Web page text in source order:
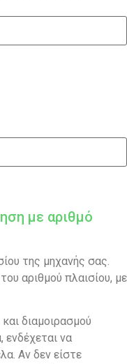
με αριθμό
της μηχανής σας.
αριθμού πλαισίου, με
διαμοιρασμού
ενδέχεται να
Αν δεν είστε